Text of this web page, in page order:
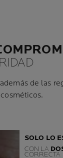
de las
SOLO LO
CON LA
CORRECTA